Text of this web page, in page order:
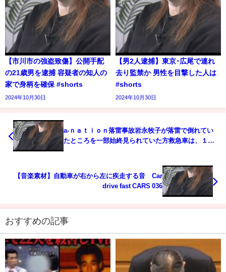
【市川市の強盗致傷】公開手配
の21歳男を逮捕 容疑者の知人の
家で身柄を確保 #shorts
2024年10月30日
【男2人逮捕】東京･広尾で連れ
去り監禁か 男性を目撃した人は
#shorts
2024年10月30日
a-ｎａｔｉｏｎ落雷事故岩永牧子が落雷で倒れてい
たところを一部始終見られていた方救急車は、１時
【音楽素材】自動車が右から左に疾走する音 Car
drive fast CARS 036
おすすめの記事